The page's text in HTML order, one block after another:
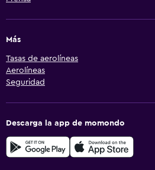
Más
Tasas de aerolíneas
Aerolíneas
Seguridad
Descarga la app de momondo